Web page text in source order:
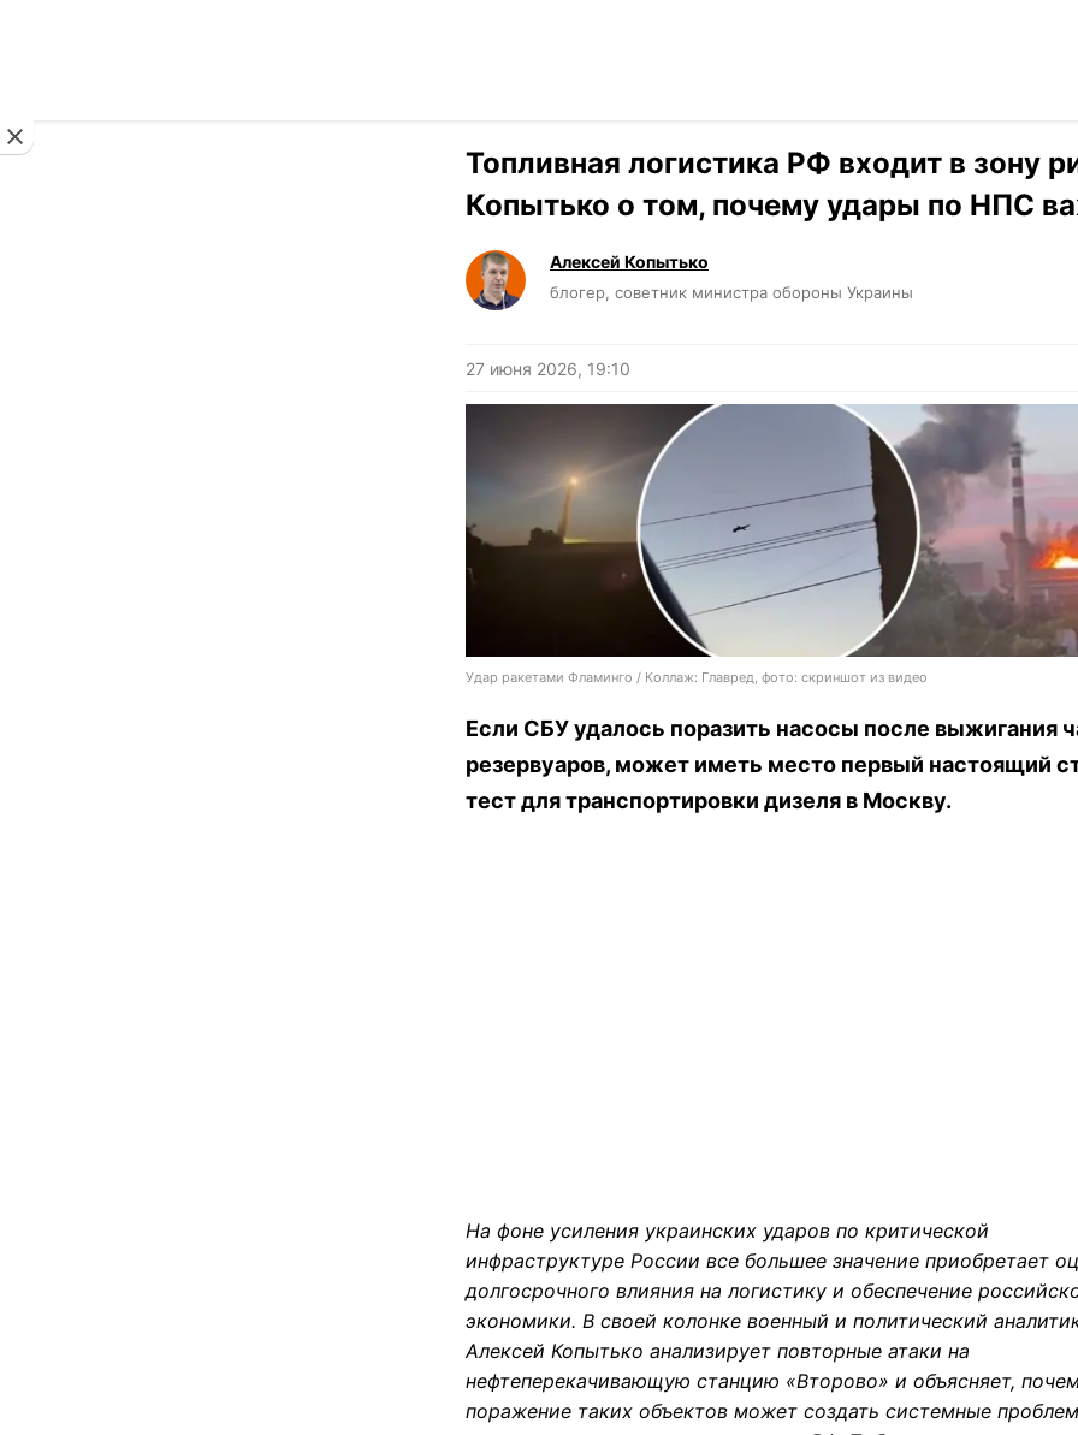
Топливная логистика РФ входит в зону
Копытько о том, почему удары по НПС
Алексей Копытько
блогер, советник министра обороны Украины
27 июня 2026, 19:10
Удар ракетами Фламинго / Коллаж: Главред, фото: скриншот из видео
Если СБУ удалось поразить насосы после выжигания
резервуаров, может иметь место первый настоящий
тест для транспортировки дизеля в Москву.
На фоне усиления украинских ударов по критической
инфраструктуре России все большее значение приобретает
долгосрочного влияния на логистику и обеспечение
экономики. В своей колонке военный и политический
Алексей Копытько анализирует повторные атаки на
нефтеперекачивающую станцию ​​«Второво» и объясняет,
поражение таких объектов может создать системные